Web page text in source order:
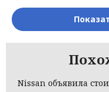
Nissan объявила